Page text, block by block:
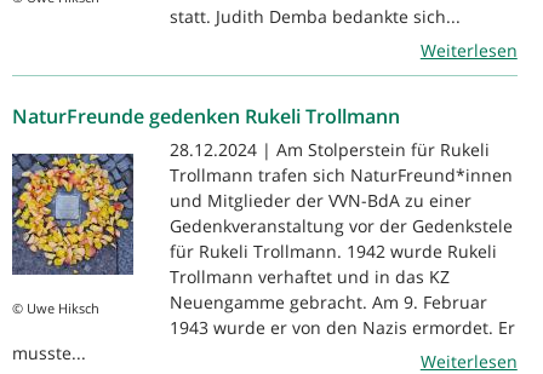
statt. Judith Demba bedankte sich...
Weiterlesen
NaturFreunde gedenken Rukeli Trollmann
© Uwe Hiksch
28.12.2024 | Am Stolperstein für Rukeli
Trollmann trafen sich NaturFreund*innen
und Mitglieder der VVN-BdA zu einer
Gedenkveranstaltung vor der Gedenkstele
für Rukeli Trollmann. 1942 wurde Rukeli
Trollmann verhaftet und in das KZ
Neuengamme gebracht. Am 9. Februar
1943 wurde er von den Nazis ermordet. Er
musste...
Weiterlesen